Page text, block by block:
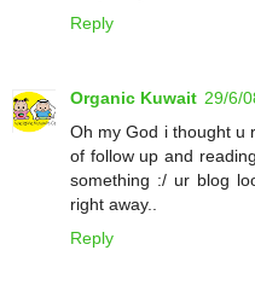
Reply
Organic Kuwait 29/6/
Oh my God i thought u
of follow up and
something :/ ur blog
right away..
Reply